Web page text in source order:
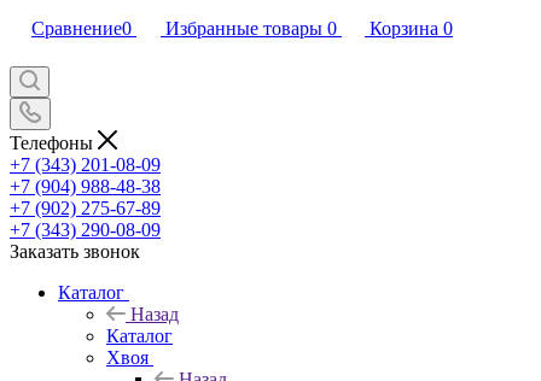
Сравнение0 Избранные товары 0 Корзина 0
Телефоны
+7 (343) 201-08-09
+7 (904) 988-48-38
+7 (902) 275-67-89
+7 (343) 290-08-09
Заказать звонок
Каталог
Назад
Каталог
Хвоя